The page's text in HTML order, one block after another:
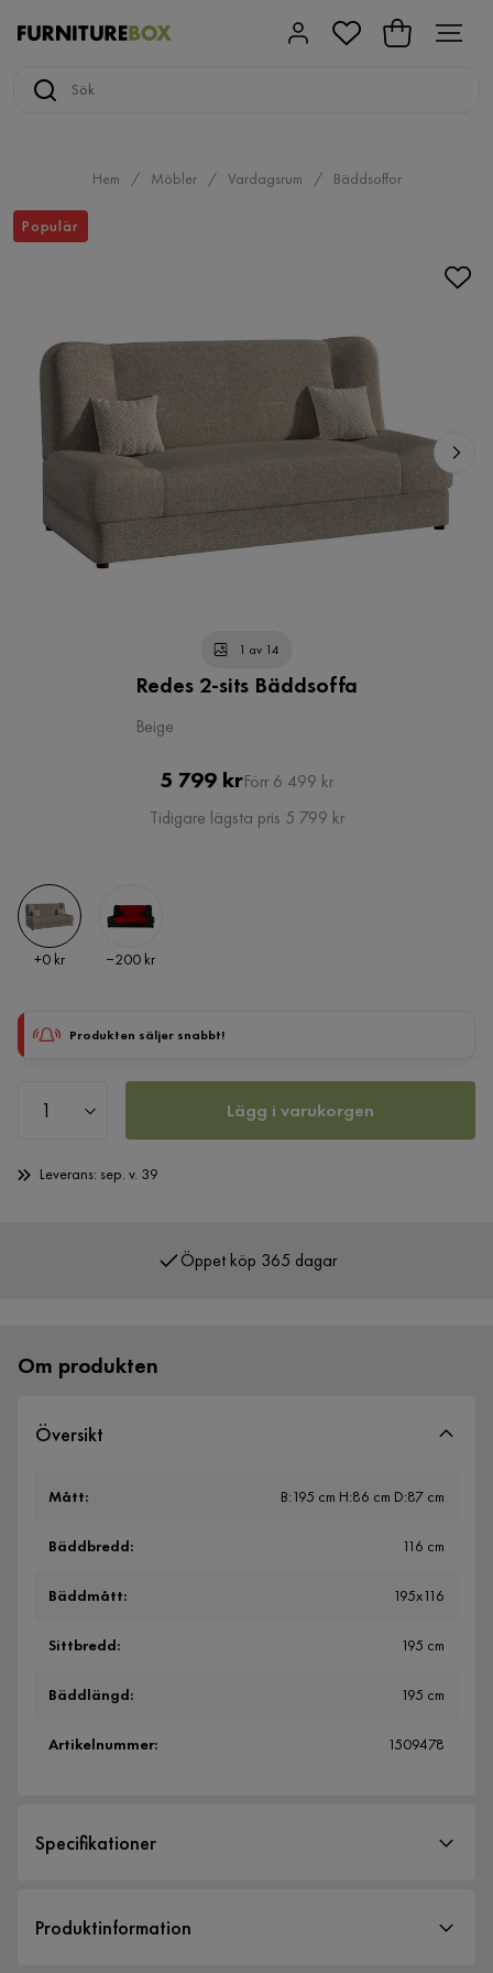
Hem Möbler Vardagsrum Bäddsoffor
Populär
1 av 14
Redes 2-sits Bäddsoffa
Beige
Pris
5 799 krOriginal
Pris
Förr 6 499 kr
Tidigare lägsta pris 5 799 kr
Pris
+0 kr Pris
−200 kr
Produkten säljer snabbt!
Lägg i varukorgen
Leverans: sep. v. 39
Över 400 000 nöjda kunder
Om produkten
Översikt
Mått: B:195 cm H:86 cm D:87 cm
Bäddbredd: 116 cm
Bäddmått: 195x116
Sittbredd: 195 cm
Bäddlängd: 195 cm
Artikelnummer: 1509478
Specifikationer
Storlek
Produktinformation